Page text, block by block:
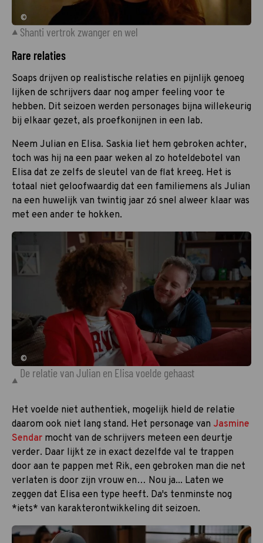
©
Shanti vertrok zwanger en wel
Rare relaties
Soaps drijven op realistische relaties en pijnlijk genoeg
lijken de schrijvers daar nog amper feeling voor te
hebben. Dit seizoen werden personages bijna willekeurig
bij elkaar gezet, als proefkonijnen in een lab.
Neem Julian en Elisa. Saskia liet hem gebroken achter,
toch was hij na een paar weken al zo hoteldebotel van
Elisa dat ze zelfs de sleutel van de flat kreeg. Het is
totaal niet geloofwaardig dat een familiemens als Julian
na een huwelijk van twintig jaar zó snel alweer klaar was
met een ander te hokken.
©
De relatie van Julian en Elisa voelde gehaast
Het voelde niet authentiek, mogelijk hield de relatie
daarom ook niet lang stand. Het personage van Jasmine
Sendar mocht van de schrijvers meteen een deurtje
verder. Daar lijkt ze in exact dezelfde val te trappen
door aan te pappen met Rik, een gebroken man die net
verlaten is door zijn vrouw en… Nou ja... Laten we
zeggen dat Elisa een type heeft. Da's tenminste nog
*iets* van karakterontwikkeling dit seizoen.